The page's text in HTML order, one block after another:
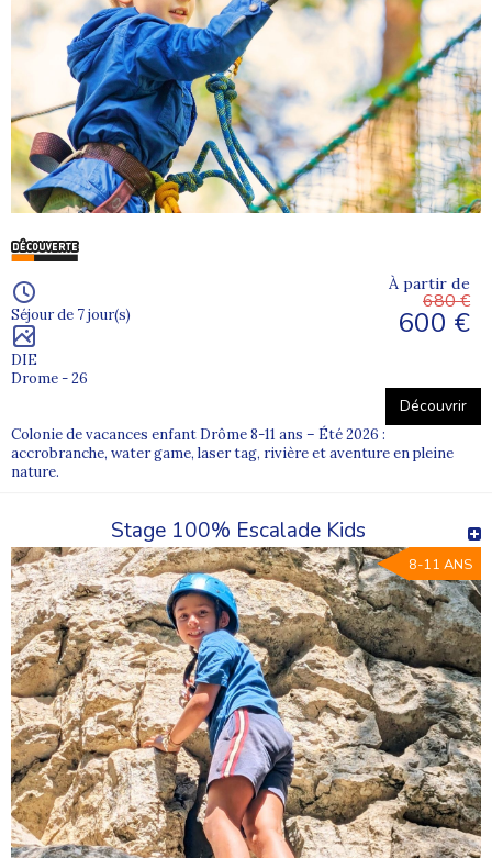
Séjour de 7 jour(s)
DIE
Drome - 26
À partir de
680 €
600 €
Découvrir
Colonie de vacances enfant Drôme 8-11 ans – Été 2026 :
accrobranche, water game, laser tag, rivière et aventure en pleine
nature.
Stage 100% Escalade Kids
8-11 ANS